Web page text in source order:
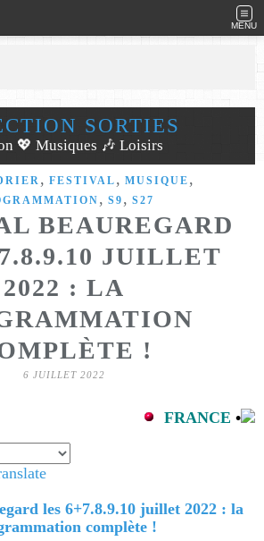
MENU
SORTIES
💖 Musiques 🎶 Loisirs
, FESTIVAL , MUSIQUE ,
, S9 , S27
BEAUREGARD
JUILLET
2022 : LA
!
6 JUILLET 2022
FRANCE •